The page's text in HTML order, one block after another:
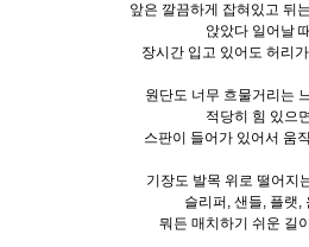
앞은 깔끔하게 잡혀있고 뒤
앉았다 일어날
장시간 입고 있어도 허리
원단도 너무 흐물거리는
적당히 힘 있으
스판이 들어가 있어서 움
기장도 발목 위로 떨어지
슬리퍼, 샌들, 플랫,
뭐든 매치하기 쉬운 길